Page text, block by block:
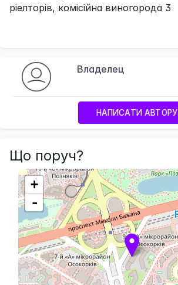
ріелторів, комісійна виногорода 3
Владелец
НАПИСАТИ АВТОРУ
Що поруч?
+
-